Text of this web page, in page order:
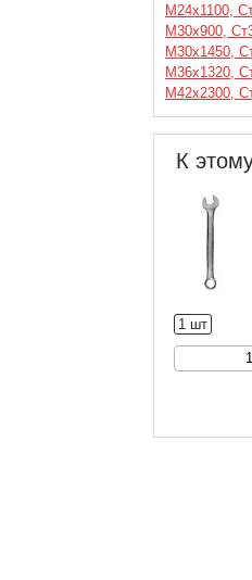
М24х1100,
М30х900,
М30х1450,
М36х1320,
М42х2300,
К
1 шт